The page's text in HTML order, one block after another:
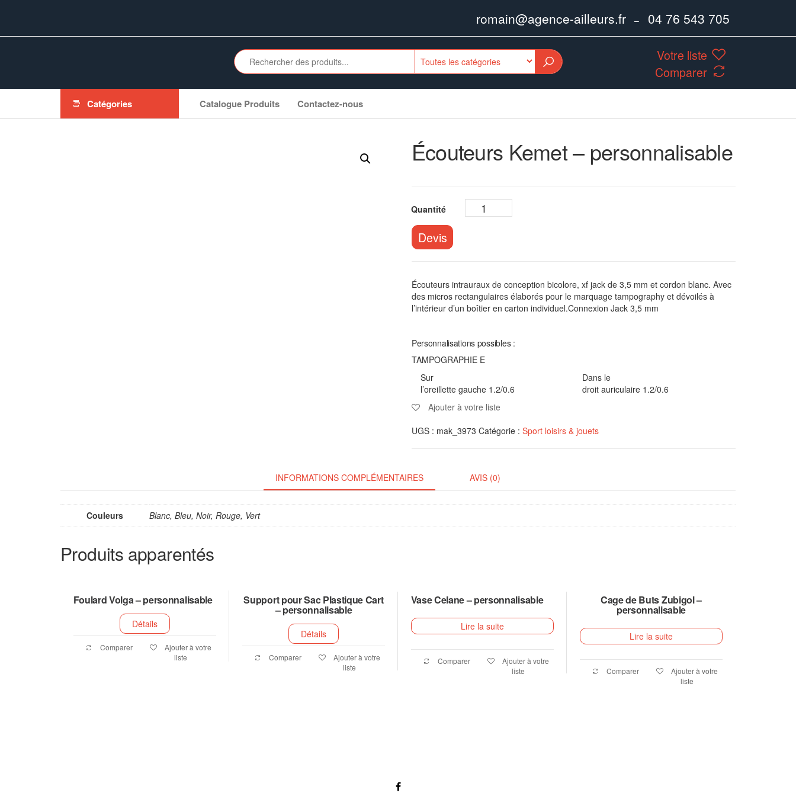
romain@agence-ailleurs.fr – 04 76 543 705
Votre liste
Comparer
Catégories Catalogue Produits Contactez-nous
Écouteurs Kemet – personnalisable
Devis
Écouteurs intrauraux de conception bicolore, xf jack de 3,5 mm et cordon blanc. Avec
des micros rectangulaires élaborés pour le marquage tampography et dévoilés à
l’intérieur d’un boîtier en carton individuel.Connexion Jack 3,5 mm
Personnalisations possibles :
TAMPOGRAPHIE E
Sur
l’oreillette gauche 1.2/0.6
Dans le
droit auriculaire 1.2/0.6
Ajouter à votre liste
UGS : mak_3973 Catégorie : Sport loisirs & jouets
INFORMATIONS COMPLÉMENTAIRES AVIS (0)
Couleurs Blanc, Bleu, Noir, Rouge, Vert
Produits apparentés
Foulard Volga – personnalisable
Détails
Comparer
Ajouter à votre
liste
Support pour Sac Plastique Cart
– personnalisable
Détails
Comparer
Ajouter à votre
liste
Vase Celane – personnalisable
Lire la suite
Comparer
Ajouter à votre
liste
Cage de Buts Zubigol –
personnalisable
Lire la suite
Comparer
Ajouter à votre
liste